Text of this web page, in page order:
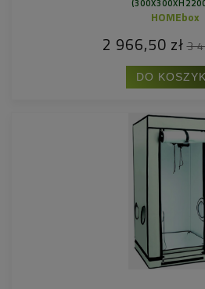
HOMEbox
2 966,50 zł 3
DO